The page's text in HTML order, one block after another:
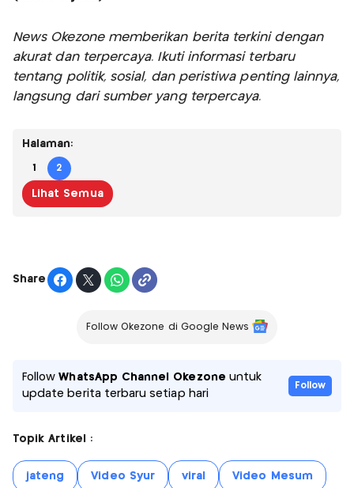
News Okezone memberikan berita terkini dengan
akurat dan terpercaya. Ikuti informasi terbaru
tentang politik, sosial, dan peristiwa penting lainnya,
langsung dari sumber yang terpercaya.
Halaman:
1 2
Lihat Semua
Share
Follow Okezone di Google News
FollowWhatsApp Channel Okezone untuk
update berita terbaru setiap hari
Follow
Topik Artikel :
jateng Video Syur viral Video Mesum